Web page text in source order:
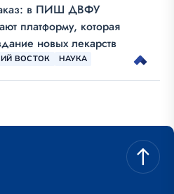
в ПИШ ДВФУ
платформу, которая
новых лекарств
ВОСТОК НАУКА